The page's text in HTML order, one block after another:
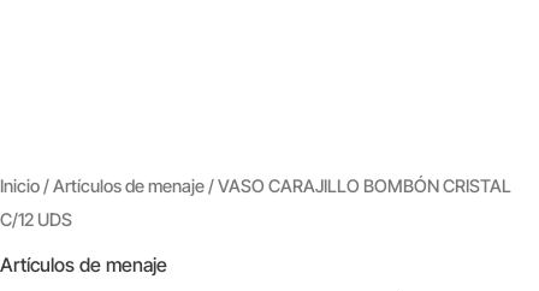
Inicio/Artículos de menaje/ VASO CARAJILLO BOMBÓN CRISTAL
C/12 UDS
Artículos de menaje